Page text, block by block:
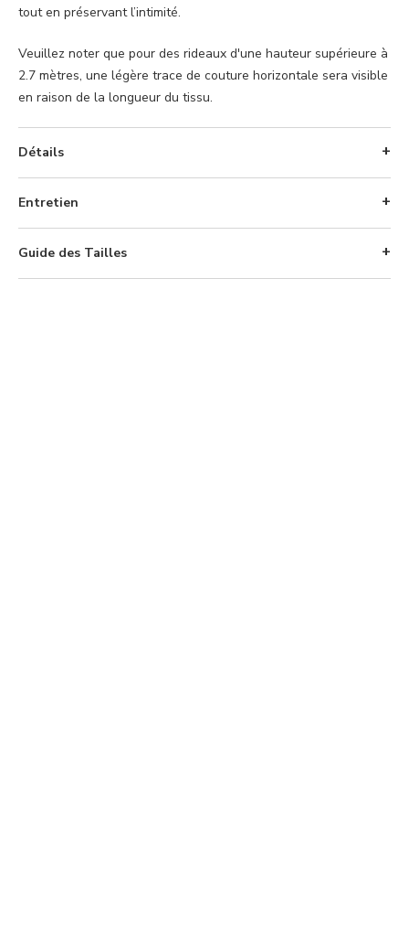
tout en préservant l’intimité.
Veuillez noter que pour des rideaux d'une hauteur supérieure à
2.7 mètres, une légère trace de couture horizontale sera visible
en raison de la longueur du tissu.
Détails
Entretien
Guide des Tailles